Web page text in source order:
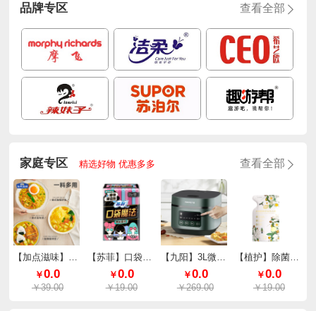
品牌专区 查看全部
家庭专区 精选好物 优惠多多 查看全部
【加点滋味】泰式厚椰咖喱65g*2袋
￥0.0
￥39.00
【苏菲】口袋魔法零味感超薄棉柔日用240mm*10片/包
￥0.0
￥19.00
【九阳】3L微压快煮电饭煲F30FZ-F636
￥0.0
￥269.00
【植护】除菌除螨香氛洗衣液（樱花香型）
￥0.0
￥19.00